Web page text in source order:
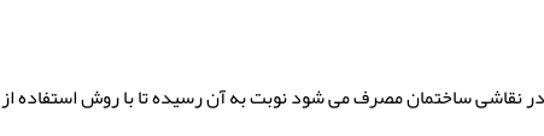
نقاشی ساختمان مصرف می شود نوبت به آن رسیده تا با روش استفاده